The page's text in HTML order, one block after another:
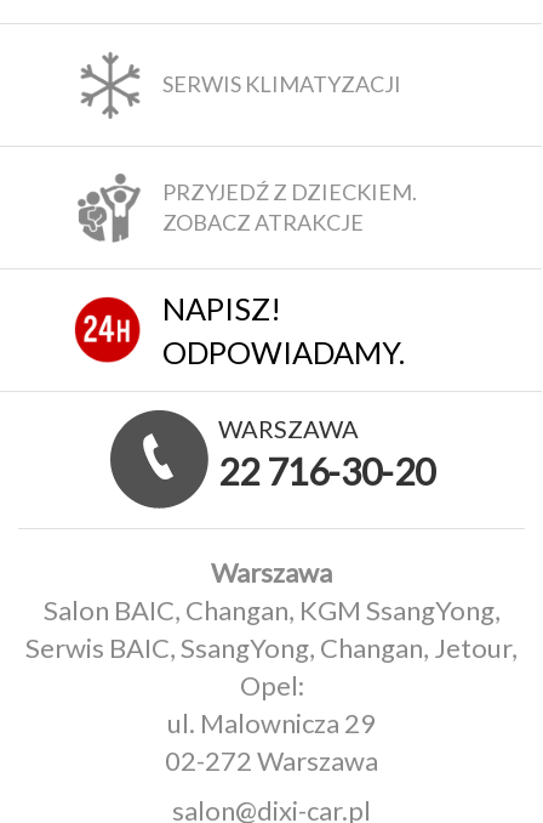
SERWIS KLIMATYZACJI
PRZYJEDŹ Z DZIECKIEM.
ZOBACZ ATRAKCJE
NAPISZ!
ODPOWIADAMY.
WARSZAWA
22 716-30-20
Warszawa
Salon BAIC, Changan, KGM SsangYong,
Serwis BAIC, SsangYong, Changan, Jetour,
Opel:
ul. Malownicza 29
02-272 Warszawa
salon@dixi-car.pl